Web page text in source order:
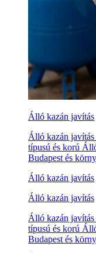
Álló kazán javítás
Álló kazán
típusú és korú
Budapest és
Álló kazán javítás
Álló kazán javítás
Álló kazán
típusú és korú
Budapest és